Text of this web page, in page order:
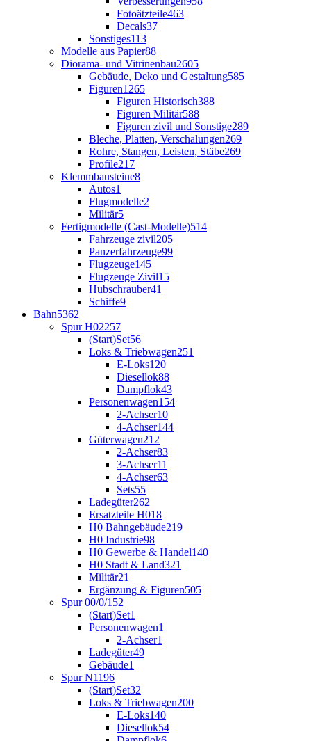
Fotoätzteile463
Decals37
Sonstiges113
Modelle aus Papier88
Diorama- und Vitrinenbau2605
Gebäude, Deko und Gestaltung585
Figuren1265
Figuren Historisch388
Figuren Militär588
Figuren zivil und Sonstige289
Bleche, Platten, Verschalungen269
Rohre, Stangen, Leisten, Stäbe269
Profile217
Klemmbausteine8
Autos1
Flugmodelle2
Militär5
Fertigmodelle (Cast-Modelle)514
Fahrzeuge zivil205
Panzerfahrzeuge99
Flugzeuge145
Flugzeuge Zivil15
Hubschrauber41
Schiffe9
Bahn5362
Spur H02257
(Start)Set56
Loks & Triebwagen251
E-Loks120
Diesellok88
Dampflok43
Personenwagen154
2-Achser10
4-Achser144
Güterwagen212
2-Achser83
3-Achser11
4-Achser63
Sets55
Ladegüter262
Ersatzteile H018
H0 Bahngebäude219
H0 Industrie98
H0 Gewerbe & Handel140
H0 Stadt & Land321
Militär21
Ergänzung & Figuren505
Spur 00/0/1 52
(Start)Set1
Personenwagen1
2-Achser1
Ladegüter49
Gebäude1
Spur N1196
(Start)Set32
Loks & Triebwagen200
E-Loks140
Diesellok54